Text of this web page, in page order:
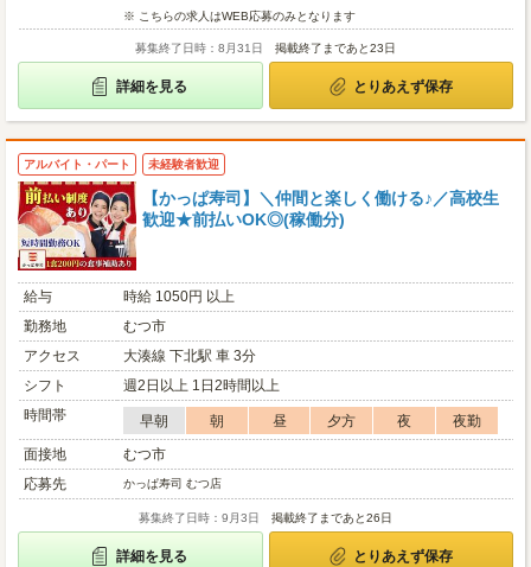
※ こちらの求人はWEB応募のみとなります
募集終了日時：8月31日 掲載終了まであと23日
詳細を見る とりあえず保存
アルバイト・パート 未経験者歓迎
【かっぱ寿司】＼仲間と楽しく働ける♪／高校生
歓迎★前払いOK◎(稼働分)
給与
時給 1050円 以上
勤務地
むつ市
アクセス
大湊線 下北駅 車 3分
シフト
週2日以上 1日2時間以上
時間帯
早朝 朝 昼 夕方 夜
夜勤
面接地
むつ市
応募先
かっぱ寿司 むつ店
募集終了日時：9月3日 掲載終了まであと26日
詳細を見る とりあえず保存